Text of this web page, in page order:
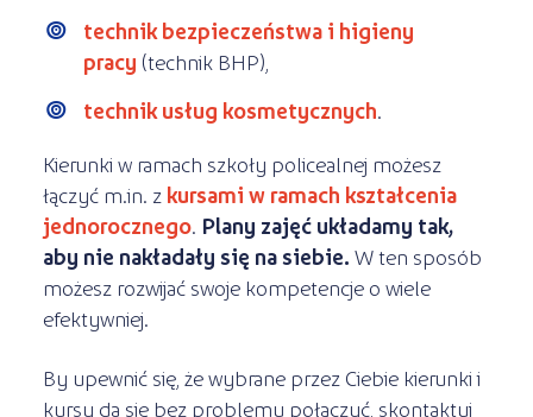
technik bezpieczeństwa i higieny
pracy (technik BHP),
technik usług kosmetycznych.
Kierunki w ramach szkoły policealnej możesz
łączyć m.in. z kursami w ramach kształcenia
jednorocznego. Plany zajęć układamy tak,
aby nie nakładały się na siebie. W ten sposób
możesz rozwijać swoje kompetencje o wiele
efektywniej.
By upewnić się, że wybrane przez Ciebie kierunki i
kursy da się bez problemu połączyć, skontaktuj